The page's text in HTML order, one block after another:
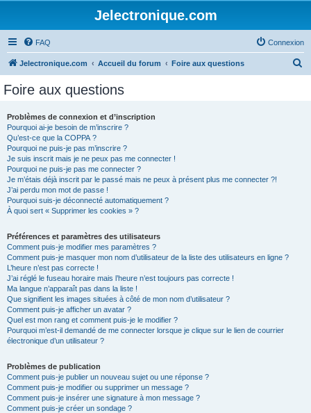
Jelectronique.com
FAQ Connexion
Jelectronique.com Accueil du forum Foire aux questions
Foire aux questions
Problèmes de connexion et d’inscription
Pourquoi ai-je besoin de m’inscrire ?
Qu’est-ce que la COPPA ?
Pourquoi ne puis-je pas m’inscrire ?
Je suis inscrit mais je ne peux pas me connecter !
Pourquoi ne puis-je pas me connecter ?
Je m’étais déjà inscrit par le passé mais ne peux à présent plus me connecter ?!
J’ai perdu mon mot de passe !
Pourquoi suis-je déconnecté automatiquement ?
À quoi sert « Supprimer les cookies » ?
Préférences et paramètres des utilisateurs
Comment puis-je modifier mes paramètres ?
Comment puis-je masquer mon nom d’utilisateur de la liste des utilisateurs en ligne ?
L’heure n’est pas correcte !
J’ai réglé le fuseau horaire mais l’heure n’est toujours pas correcte !
Ma langue n’apparaît pas dans la liste !
Que signifient les images situées à côté de mon nom d’utilisateur ?
Comment puis-je afficher un avatar ?
Quel est mon rang et comment puis-je le modifier ?
Pourquoi m’est-il demandé de me connecter lorsque je clique sur le lien de courrier
électronique d’un utilisateur ?
Problèmes de publication
Comment puis-je publier un nouveau sujet ou une réponse ?
Comment puis-je modifier ou supprimer un message ?
Comment puis-je insérer une signature à mon message ?
Comment puis-je créer un sondage ?